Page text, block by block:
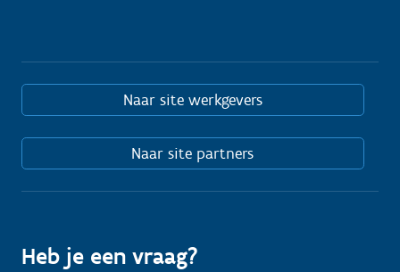
Naar site werkgevers
Naar site partners
Heb je een vraag?